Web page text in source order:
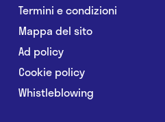
Termini e condizioni
Mappa del sito
Ad policy
Cookie policy
Whistleblowing